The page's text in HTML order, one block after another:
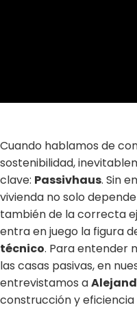
Cuando hablamos de
sostenibilidad,
clave: Passivhaus. Sin
vivienda no solo
también de la correcta
entra en juego la figura
técnico. Para entender
las casas pasivas, en
entrevistamos a
construcción y